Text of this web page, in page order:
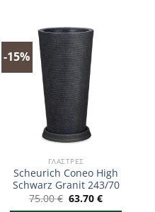
-15%
ΓΛΆΣΤΡΕΣ
Scheurich Coneo High
Schwarz Granit 243/70
75.00€ Original
price
63.70€Η
τρέχουσα